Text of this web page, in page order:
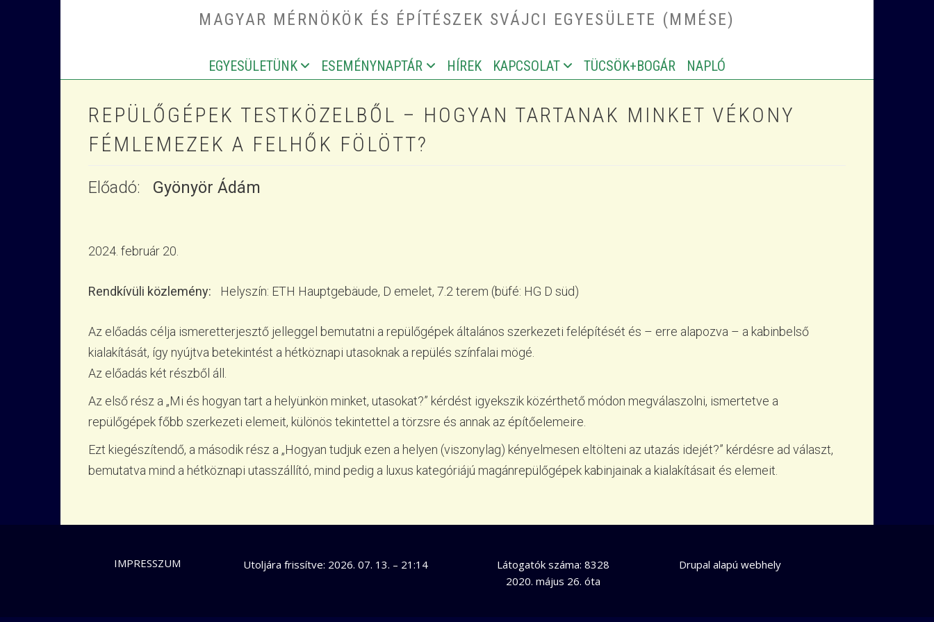
MAGYAR MÉRNÖKÖK ÉS ÉPÍTÉSZEK SVÁJCI EGYESÜLETE (MMÉSE)
MAIN NAVIGATION
EGYESÜLETÜNK ESEMÉNYNAPTÁR HÍREK KAPCSOLAT TÜCSÖK+BOGÁR NAPLÓ
REPÜLŐGÉPEK TESTKÖZELBŐL – HOGYAN TARTANAK MINKET VÉKONY
FÉMLEMEZEK A FELHŐK FÖLÖTT?
Előadó Gyönyör Ádám
2024. február 20.
Rendkívüli közlemény Helyszín: ETH Hauptgebäude, D emelet, 7.2 terem (büfé: HG D süd)
Az előadás célja ismeretterjesztő jelleggel bemutatni a repülőgépek általános szerkezeti felépítését és – erre alapozva – a kabinbelső
kialakítását, így nyújtva betekintést a hétköznapi utasoknak a repülés színfalai mögé.
Az előadás két részből áll.
Az első rész a „Mi és hogyan tart a helyünkön minket, utasokat?” kérdést igyekszik közérthető módon megválaszolni, ismertetve a
repülőgépek főbb szerkezeti elemeit, különös tekintettel a törzsre és annak az építőelemeire.
Ezt kiegészítendő, a második rész a „Hogyan tudjuk ezen a helyen (viszonylag) kényelmesen eltölteni az utazás idejét?” kérdésre ad választ,
bemutatva mind a hétköznapi utasszállító, mind pedig a luxus kategóriájú magánrepülőgépek kabinjainak a kialakításait és elemeit.
LÁBLÉC
IMPRESSZUM Utoljára frissítve: 2026. 07. 13. – 21:14
Látogatók száma: 8328
2020. május 26. óta
Drupal alapú webhely